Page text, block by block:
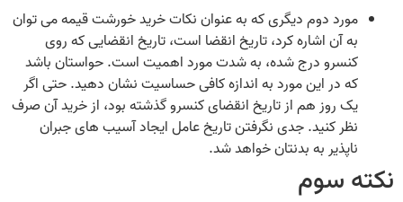
مورد دوم دیگری که به عنوان نکات خرید خورشت قیمه می‌ توان
به آن اشاره کرد، تاریخ انقضا است، تاریخ انقضایی که روی
کنسرو درج شده، به شدت مورد اهمیت است. حواستان باشد
که در این مورد به اندازه کافی حساسیت نشان دهید. حتی اگر
یک روز هم از تاریخ انقضای کنسرو گذشته بود، از خرید آن صرف
نظر کنید. جدی نگرفتن تاریخ عامل ایجاد آسیب‌ های جبران
ناپذیر به بدنتان خواهد شد.
نکته سوم